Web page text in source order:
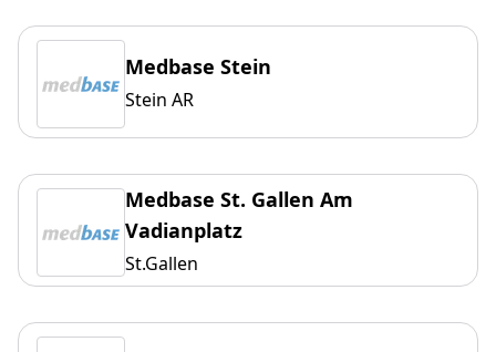
Medbase Stein
Stein AR
Medbase St. Gallen Am
Vadianplatz
St.Gallen